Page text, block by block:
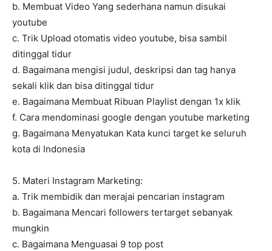
b. Membuat Video Yang sederhana namun disukai
youtube
c. Trik Upload otomatis video youtube, bisa sambil
ditinggal tidur
d. Bagaimana mengisi judul, deskripsi dan tag hanya
sekali klik dan bisa ditinggal tidur
e. Bagaimana Membuat Ribuan Playlist dengan 1x klik
f. Cara mendominasi google dengan youtube marketing
g. Bagaimana Menyatukan Kata kunci target ke seluruh
kota di Indonesia
5. Materi Instagram Marketing:
a. Trik membidik dan merajai pencarian instagram
b. Bagaimana Mencari followers tertarget sebanyak
mungkin
c. Bagaimana Menguasai 9 top post